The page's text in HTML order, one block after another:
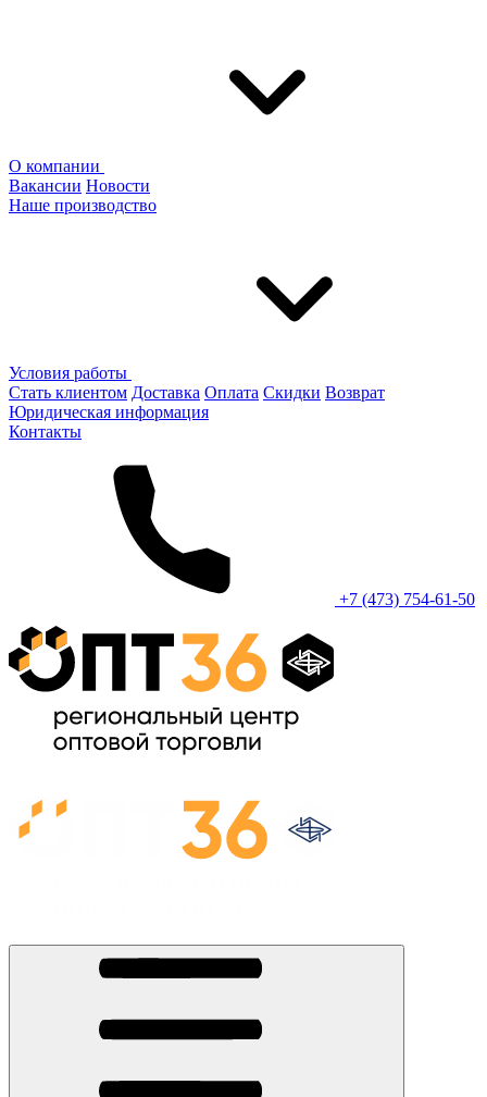
О компании
Вакансии Новости
Наше производство
Условия работы
Стать клиентом Доставка Оплата Скидки Возврат
Юридическая информация
Контакты
+7 (473) 754-61-50